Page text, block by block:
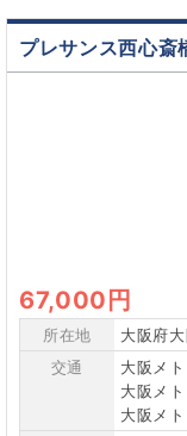
プレサンス西心斎
67,000円
所在地
大阪府
交通
大阪メ
大阪メ
大阪メ